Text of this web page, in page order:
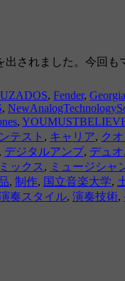
出されました。今
, Fender,
,
,
テスト , キャリア, ク
, デジタルアンプ, デュオ,
ミックス , ミュージシャ
, 制作, 国立音楽大学,
奏スタイル, 演奏技術,